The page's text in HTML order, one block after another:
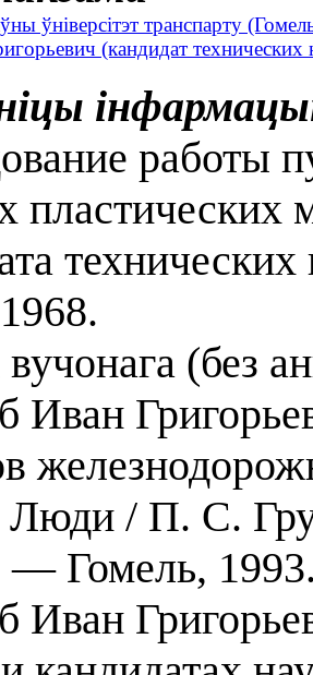
ўніверсітэт транспарту
(кандидат
работы
пластических
(без
Иван
Люди / П. С.
― Гомель,
Иван